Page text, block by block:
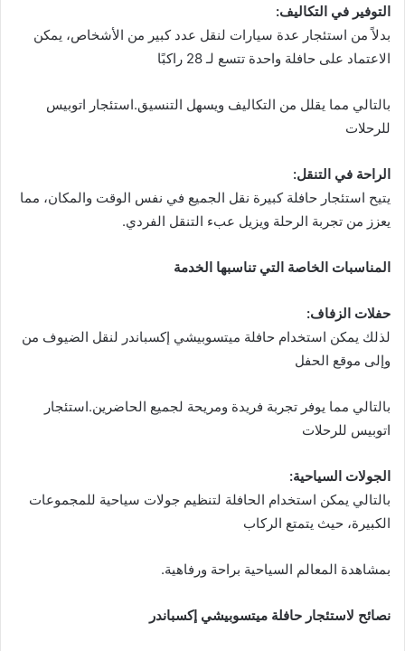
التوفير في التكاليف:
بدلاً من استئجار عدة سيارات لنقل عدد كبير من الأشخاص، يمكن
الاعتماد على حافلة واحدة تتسع لـ 28 راكبًا
بالتالي مما يقلل من التكاليف ويسهل التنسيق.استئجار اتوبيس
للرحلات
الراحة في التنقل:
يتيح استئجار حافلة كبيرة نقل الجميع في نفس الوقت والمكان، مما
يعزز من تجربة الرحلة ويزيل عبء التنقل الفردي.
المناسبات الخاصة التي تناسبها الخدمة
حفلات الزفاف:
لذلك يمكن استخدام حافلة ميتسوبيشي إكسباندر لنقل الضيوف من
وإلى موقع الحفل
بالتالي مما يوفر تجربة فريدة ومريحة لجميع الحاضرين.استئجار
اتوبيس للرحلات
الجولات السياحية:
بالتالي يمكن استخدام الحافلة لتنظيم جولات سياحية للمجموعات
الكبيرة، حيث يتمتع الركاب
بمشاهدة المعالم السياحية براحة ورفاهية.
نصائح لاستئجار حافلة ميتسوبيشي إكسباندر